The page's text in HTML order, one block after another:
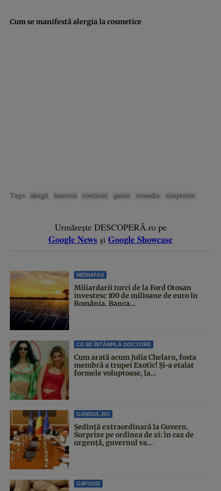
Cum se manifestă alergia la cosmetice
Tags: alergii bautura continut gasire remediu simptome
Urmărește DESCOPERĂ.ro pe
Google News și Google Showcase
MEDIAFAX
Miliardarii turci de la Ford Otosan
investesc 100 de milioane de euro în
România. Banca...
CE SE ÎNTÂMPLĂ DOCTORE
Cum arată acum Julia Chelaru, fosta
membră a trupei Exotic! Și-a etalat
formele voluptoase, la...
GANDUL.RO
Şedinţă extraordinară la Guvern.
Surprize pe ordinea de zi: în caz de
urgență, guvernul va...
G4FOOD